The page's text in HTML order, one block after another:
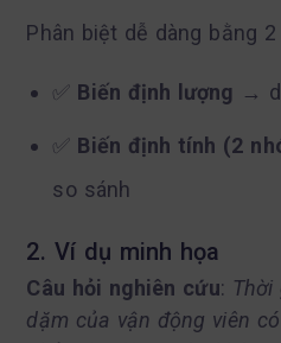
Phân biệt dễ dàng bằng 2
✅ Biến định lượng →
✅ Biến định tính (2
so sánh
2. Ví dụ minh họa
Câu hỏi nghiên cứu:
dặm của vận động viên